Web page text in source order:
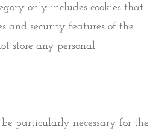
only includes cookies that
and security features of the
store any personal
particularly necessary for the